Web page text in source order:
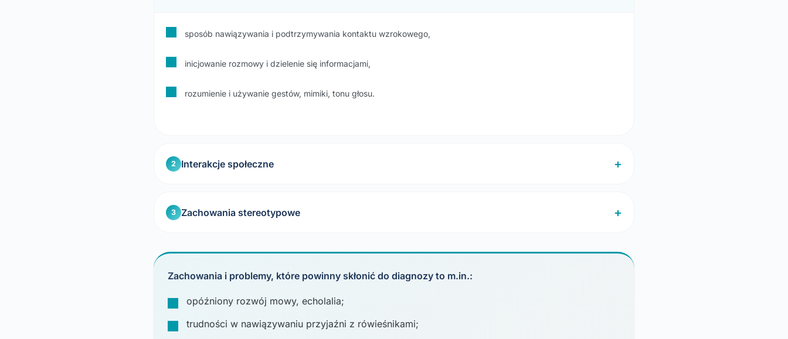
sposób nawiązywania i podtrzymywania kontaktu wzrokowego,
inicjowanie rozmowy i dzielenie się informacjami,
rozumienie i używanie gestów, mimiki, tonu głosu.
2 Interakcje społeczne
3 Zachowania stereotypowe
Zachowania i problemy, które powinny skłonić do diagnozy to m.in.:
opóźniony rozwój mowy, echolalia;
trudności w nawiązywaniu przyjaźni z rówieśnikami;